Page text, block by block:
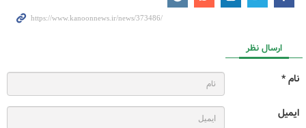
ارسال نظر
نام *
ایمیل